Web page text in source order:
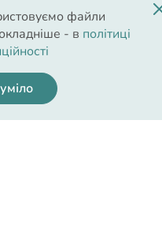
життєвого тонусу,
старіння.
цукрового
холестерину у крові.
що входять до складу
файли
- в політиці